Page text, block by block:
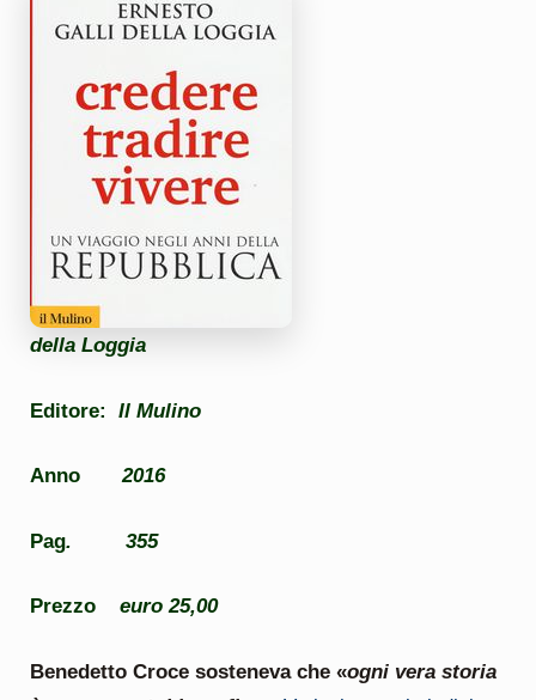
della Loggia
Editore: Il Mulino
Anno2016
Pag. 355
Prezzo euro 25,00
Benedetto Croce sosteneva che «ogni vera storia